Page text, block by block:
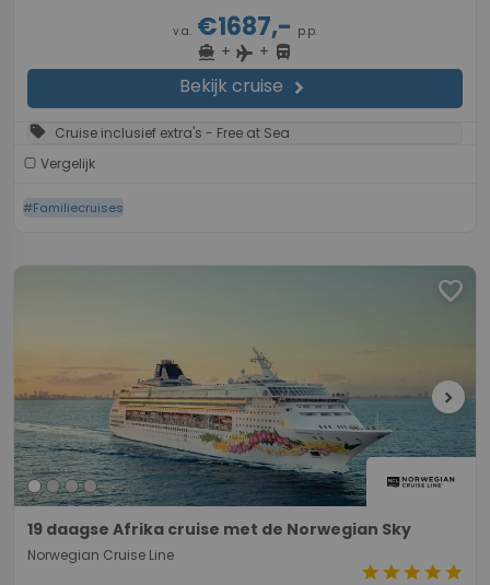
v.a. €1687,- p.p.
directions_boat + flight + directions_bus
Bekijk cruise chevron_right
sell Cruise inclusief extra's - Free at Sea
Vergelijk
#Familiecruises
favorite
chevron_right
19 daagse Afrika cruise met de Norwegian Sky
Norwegian Cruise Line
starstarstarstarstar